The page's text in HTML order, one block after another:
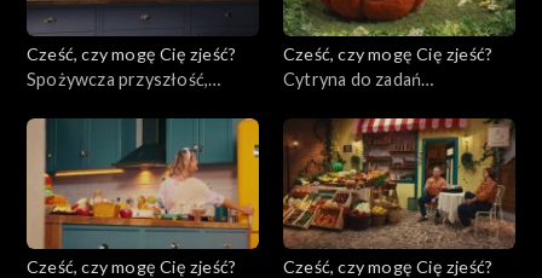
Cześć, czy mogę Cię zjeść?
Spożywcza przyszłość,
Cześć, czy mogę Cię zjeść?
Cytryna do zadań
Cześć, czy mogę Cię zjeść?
Cześć, czy mogę Cię zjeść?